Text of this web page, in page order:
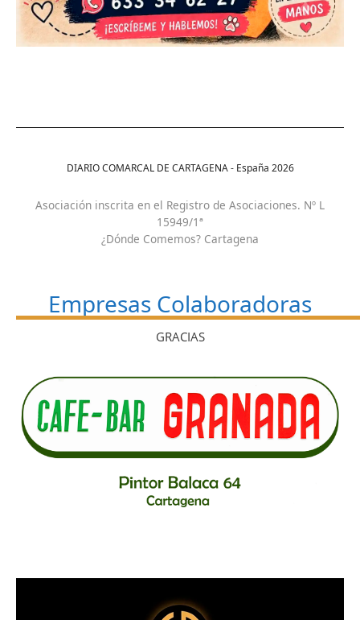
DIARIO COMARCAL DE CARTAGENA - España 2026
Asociación inscrita en el Registro de Asociaciones. Nº L
15949/1ª
¿Dónde Comemos? Cartagena
Empresas Colaboradoras
GRACIAS